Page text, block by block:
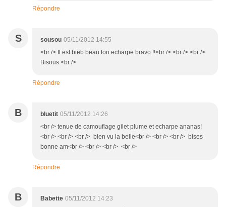
Répondre
S sousou 05/11/2012 14:55
<br /> Il est bieb beau ton echarpe bravo !!<br /> <br /> <br />
Bisous <br />
Répondre
B bluetit 05/11/2012 14:26
<br /> tenue de camouflage gilet plume et echarpe ananas!
<br /> <br /> <br /> bien vu la belle<br /> <br /> <br /> bises
bonne am<br /> <br /> <br /> <br />
Répondre
B Babette 05/11/2012 14:23